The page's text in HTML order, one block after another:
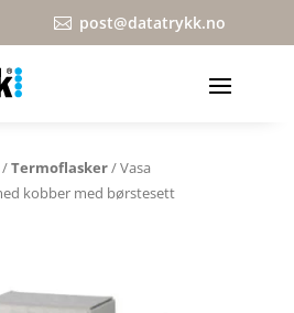
 post@datatrykk.no
Termoflasker/ Vasa
kobber med børstesett